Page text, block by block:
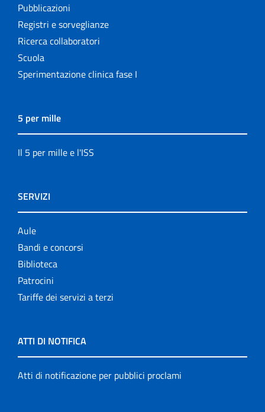
Pubblicazioni
Registri e sorveglianze
Ricerca collaboratori
Scuola
Sperimentazione clinica fase I
5 per mille
Il 5 per mille e l'ISS
SERVIZI
Aule
Bandi e concorsi
Biblioteca
Patrocini
Tariffe dei servizi a terzi
ATTI DI NOTIFICA
Atti di notificazione per pubblici proclami